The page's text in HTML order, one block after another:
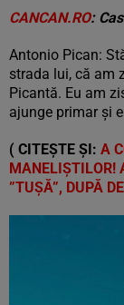
CANCAN.RO:
Antonio Pican:
strada lui, că am
Picantă. Eu am
ajunge primar și
( CITEȘTE ȘI: A
MANELIȘTILOR!
”TUȘĂ”, DUPĂ